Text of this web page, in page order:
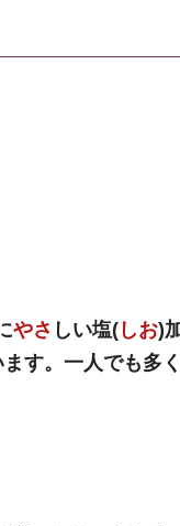
やさ しい塩( しお)
ます。一人でも多